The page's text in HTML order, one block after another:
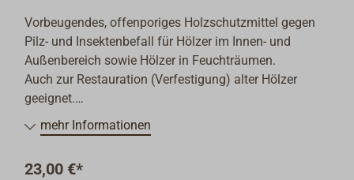
Vorbeugendes, offenporiges Holzschutzmittel gegen
Pilz- und Insektenbefall für Hölzer im Innen- und
Außenbereich sowie Hölzer in Feuchträumen.
Auch zur Restauration (Verfestigung) alter Hölzer
geeignet.
Wasserdampfdurchlässig.
Wirkung durch Unkenntlichmachen des Holzes für
mehr Informationen
23,00 €*